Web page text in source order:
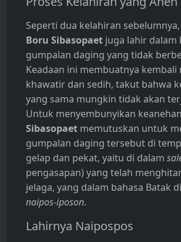
Seperti dua kelahiran
Boru Sibasopaet juga lahir dalam
gumpalan daging yang tidak
Keadaan ini membuatnya kembali
khawatir dan sedih, takut bahwa
yang sama mungkin tidak akan
Untuk menyembunyikan
Sibasopaet memutuskan untuk
gumpalan daging tersebut di
gelap dan pekat, yaitu di dalam
pengasapan) yang telah
jelaga, yang dalam bahasa Batak
naipos-iposon.
Lahirnya Naipospos